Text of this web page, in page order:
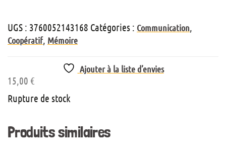
UGS : 3760052143168 Catégories : Communication,
Coopératif, Mémoire
Ajouter à la liste d’envies
15,00 €
Rupture de stock
Produits similaires